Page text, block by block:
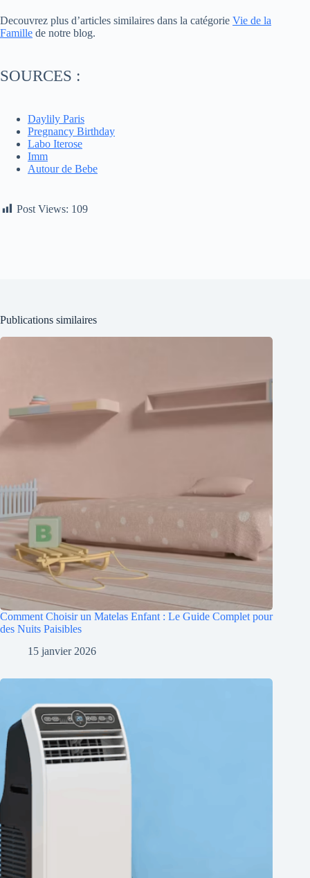
Decouvrez plus d’articles similaires dans la catégorie Vie de la
Famille de notre blog.
SOURCES :
Daylily Paris
Pregnancy Birthday
Labo Iterose
Imm
Autour de Bebe
Post Views: 109
Publications similaires
Comment Choisir un Matelas Enfant : Le Guide Complet pour
des Nuits Paisibles
15 janvier 2026